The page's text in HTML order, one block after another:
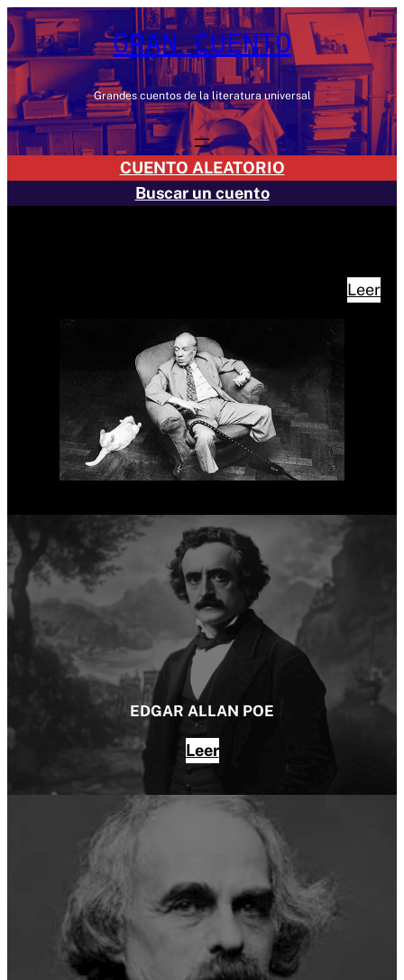
Saltar
al
contenido
GRAN CUENTO
Grandes cuentos de la literatura universal
CUENTO ALEATORIO
Buscar un cuento
Leer
EDGAR ALLAN POE
Leer